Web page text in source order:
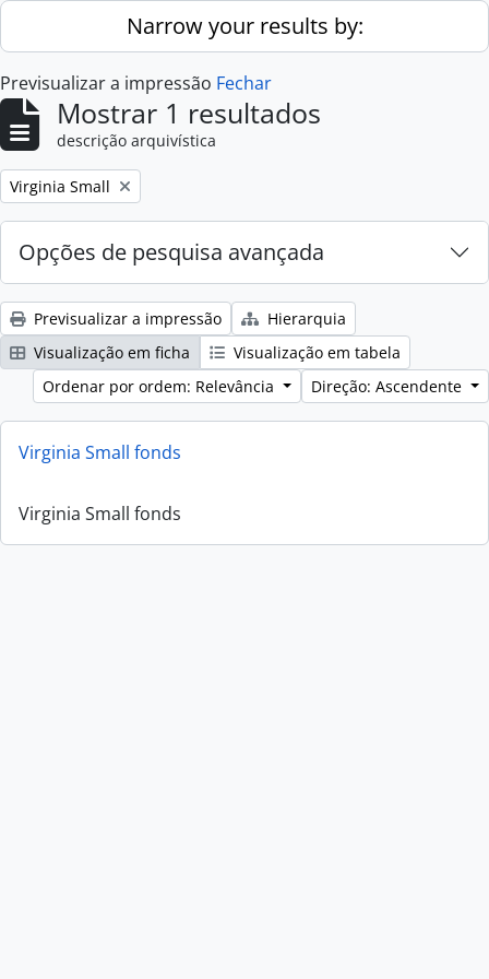
Skip to main contentNarrow your results by:
Previsualizar a impressão Fechar
Mostrar 1 resultados
descrição arquivística
Remove filter:
Virginia Small
Opções de pesquisa avançada
Previsualizar a impressão
Hierarquia
Visualização em ficha
Visualização em tabela
Ordenar por ordem: Relevância
Direção: Ascendente
Virginia Small fonds
Virginia Small fonds